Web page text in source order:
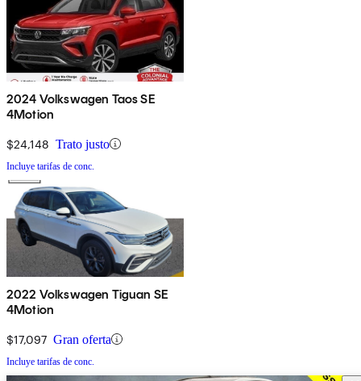
2024 Volkswagen Taos SE
4Motion
$24,148 Trato justo
Incluye tarifas de conc.
2022 Volkswagen Tiguan SE
4Motion
$17,097 Gran oferta
Incluye tarifas de conc.